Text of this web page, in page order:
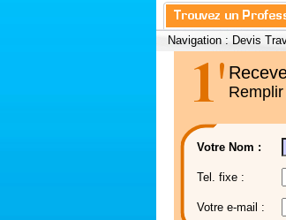
Navigation : Devis
Votre Nom :
Tel. fixe :
Votre e-mail :